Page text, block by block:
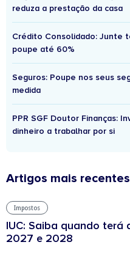
reduza a prestação da casa
Crédito Consolidado: Junte
poupe até 60%
Seguros: Poupe nos seus
medida
PPR SGF Doutor Finanças:
dinheiro a trabalhar por si
Artigos mais recentes
Impostos
IUC: Saiba quando terá
2027 e 2028